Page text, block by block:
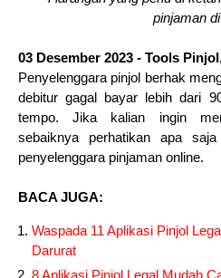
pinjaman
03 Desember 2023 - Tools
Penyelenggara pinjol berhak
debitur gagal bayar lebih dari
tempo. Jika kalian ingin
sebaiknya perhatikan apa
penyelenggara pinjaman online.
BACA JUGA:
Waspada 11 Aplikasi Pinjol
Darurat